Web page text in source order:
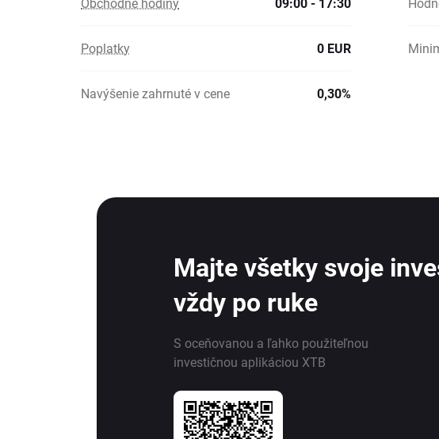
Poplatky 0 EUR
Navýšenie zahrnuté v cene 0,30%
Majte všetky svoje
vždy po ruke
S oceňovanou a ľahko použiteľnou
investičnou aplikáciou XTB